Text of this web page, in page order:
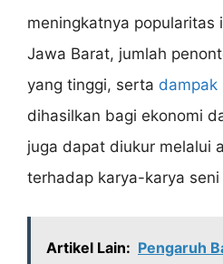
meningkatnya popularitas
Jawa Barat, jumlah
yang tinggi, serta dampak
dihasilkan bagi ekonomi
juga dapat diukur melalui
terhadap karya-karya
Artikel Lain: Pengaruh